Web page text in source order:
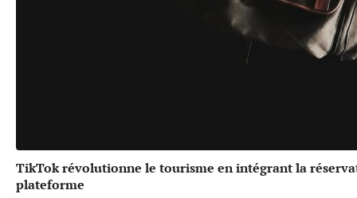
TikTok révolutionne le tourisme en intégrant la
plateforme